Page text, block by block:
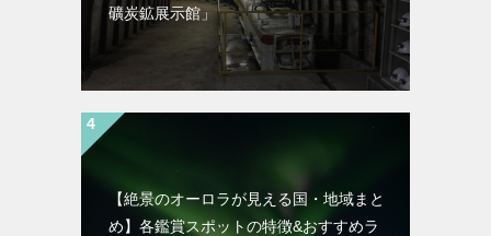
礦炭鉱展示館」
【絶景のオーロラが見える国・地域まと
め】各鑑賞スポットの特徴&おすすめラ